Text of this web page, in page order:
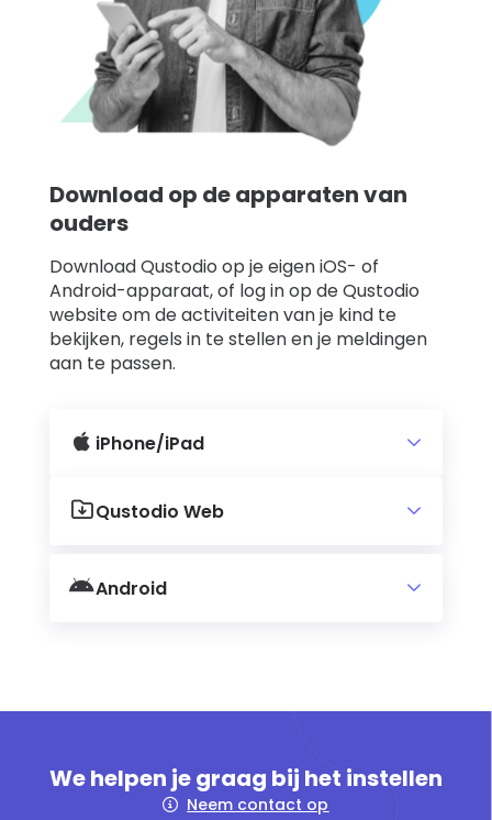
Download op de apparaten van
ouders
Download Qustodio op je eigen iOS- of
Android-apparaat, of log in op de Qustodio
website om de activiteiten van je kind te
bekijken, regels in te stellen en je meldingen
aan te passen.
iPhone/iPad
Qustodio Web
Android
We helpen je graag bij het instellen
Neem contact op